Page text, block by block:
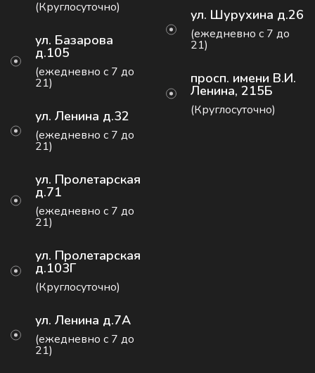
(Круглосуточно)
ул. Базарова
д.105
(ежедневно с 7 до
21)
ул. Ленина д.32
(ежедневно с 7 до
21)
ул. Пролетарская
д.71
(ежедневно с 7 до
21)
ул. Пролетарская
д.103Г
(Круглосуточно)
ул. Ленина д.7А
(ежедневно с 7 до
21)
ул. Шурухина д.26
(ежедневно с 7 до
21)
просп. имени В.И.
Ленина, 215Б
(Круглосуточно)